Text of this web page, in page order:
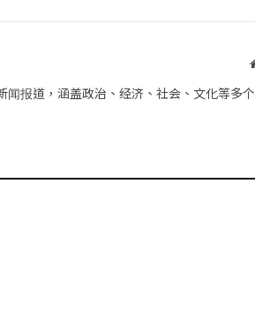
报道，涵盖政治、经济、社会、文化等多个